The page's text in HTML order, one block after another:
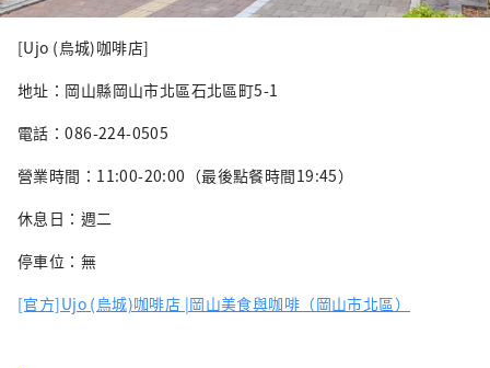
[Ujo (烏城)咖啡店]
地址：岡山縣岡山市北區石北區町5-1
電話：086-224-0505
營業時間：11:00-20:00（最後點餐時間19:45）
休息日：週二
停車位：無
[官方]Ujo (烏城)咖啡店 |岡山美食與咖啡（岡山市北區）